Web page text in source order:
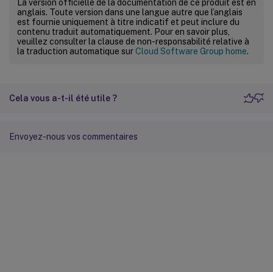
La version officielle de la documentation de ce produit est en
anglais. Toute version dans une langue autre que l’anglais
est fournie uniquement à titre indicatif et peut inclure du
contenu traduit automatiquement. Pour en savoir plus,
veuillez consulter la clause de non-responsabilité relative à
la traduction automatique surCloud Software Group home.
Cela vous a-t-il été utile ?
Envoyez-nous vos commentaires